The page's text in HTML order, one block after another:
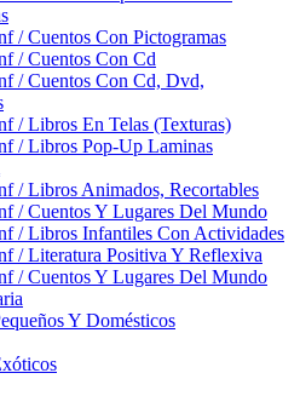
/ Cuentos Con Pictogramas
/ Cuentos Con Cd
/ Cuentos Con Cd, Dvd,
/ Libros En Telas (Texturas)
/ Libros Pop-Up Laminas
/ Libros Animados, Recortables
/ Cuentos Y Lugares Del Mundo
/ Libros Infantiles Con Actividades
/ Literatura Positiva Y Reflexiva
/ Cuentos Y Lugares Del Mundo
Y Domésticos